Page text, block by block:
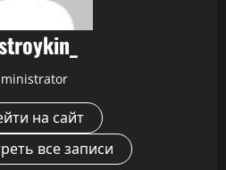
на сайт
все записи